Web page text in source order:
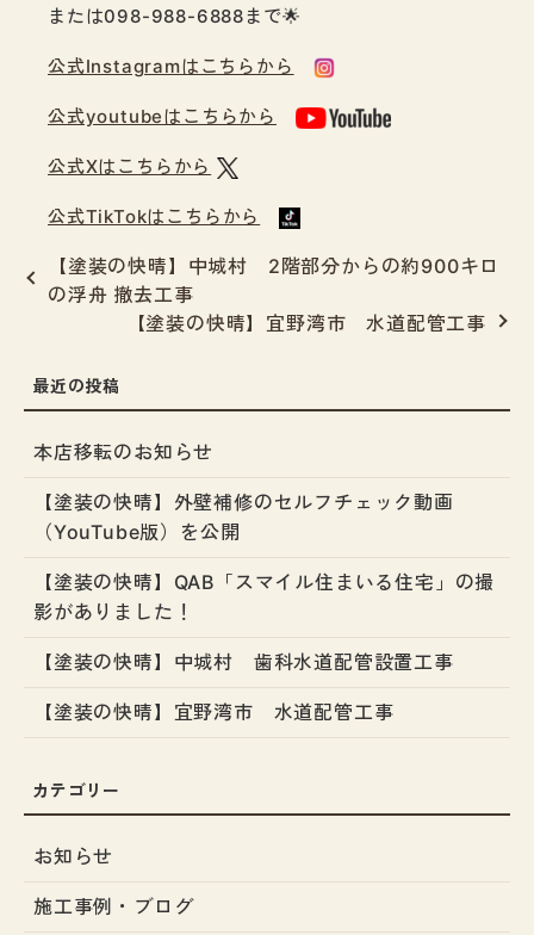
または098-988-6888まで🌟
公式Instagramはこちらから
公式youtubeはこちらから
公式Xはこちらから
公式TikTokはこちらから
【塗装の快晴】中城村 2階部分からの約900キロ
の浮舟 撤去工事
【塗装の快晴】宜野湾市 水道配管工事
本店移転のお知らせ
【塗装の快晴】外壁補修のセルフチェック動画
（YouTube版）を公開
【塗装の快晴】QAB「スマイル住まいる住宅」の撮
影がありました！
【塗装の快晴】中城村 歯科水道配管設置工事
【塗装の快晴】宜野湾市 水道配管工事
お知らせ
施工事例・ブログ